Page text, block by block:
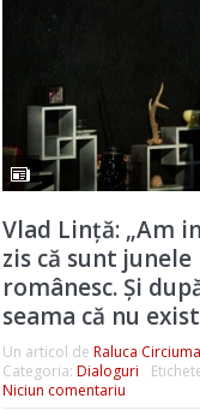
Vlad Lință: „Am
zis că sunt
românesc. Și
seama că nu
Un articol de Raluca
Categoria: Dialoguri
Niciun comentariu